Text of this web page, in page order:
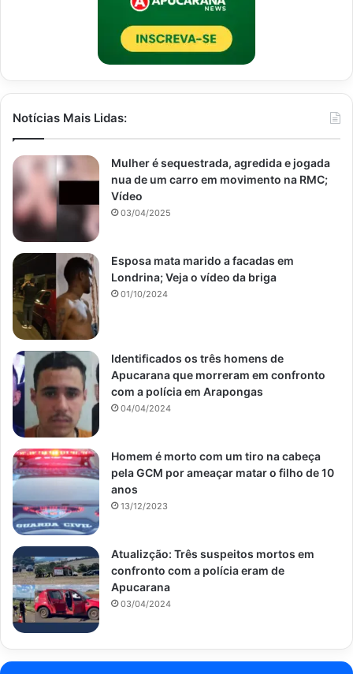
Notícias Mais Lidas:
Mulher é sequestrada, agredida e jogada
nua de um carro em movimento na RMC;
Vídeo
03/04/2025
Esposa mata marido a facadas em
Londrina; Veja o vídeo da briga
01/10/2024
Identificados os três homens de
Apucarana que morreram em confronto
com a polícia em Arapongas
04/04/2024
Homem é morto com um tiro na cabeça
pela GCM por ameaçar matar o filho de 10
anos
13/12/2023
Atualizção: Três suspeitos mortos em
confronto com a polícia eram de
Apucarana
03/04/2024